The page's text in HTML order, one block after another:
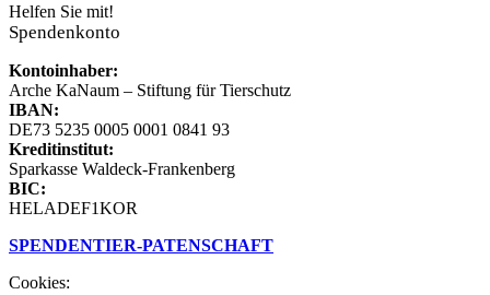
Helfen Sie mit!
Spendenkonto
Kontoinhaber:
Arche KaNaum – Stiftung für Tierschutz
IBAN:
DE73 5235 0005 0001 0841 93
Kreditinstitut:
Sparkasse Waldeck-Frankenberg
BIC:
HELADEF1KOR
SPENDENTIER-PATENSCHAFT
Cookies: